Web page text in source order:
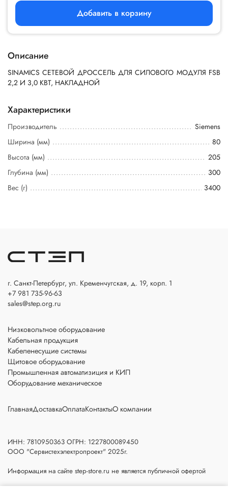
Добавить в корзину
Описание
SINAMICS СЕТЕВОЙ ДРОССЕЛЬ ДЛЯ СИЛОВОГО МОДУЛЯ FSB
2,2 И 3,0 КВТ, НАКЛАДНОЙ
Характеристики
Производитель
Siemens
Ширина (мм)
80
Высота (мм)
205
Глубина (мм)
300
Вес (г)
3400
г. Санкт-Петербург, ул. Кременчугская, д. 19, корп. 1
+7 981 735-96-63
sales@step.org.ru
ГлавнаяДоставкаОплатаКонтактыО компании
Низковольтное оборудование
Кабельная продукция
Кабеленесущие системы
Щитовое оборудование
Промышленная автоматизиция и КИП
Оборудование механическое
ИНН: 7810950363 ОГРН: 1227800089450
ООО "Сервистехэлектропроект" 2025г.
Информация на сайте step-store.ru не является публичной офертой